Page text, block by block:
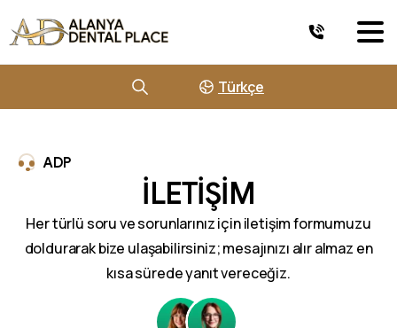
Türkçe
ADP
İLETİŞİM
Her türlü soru ve sorunlarınız için iletişim formumuzu
doldurarak bize ulaşabilirsiniz; mesajınızı alır almaz en
kısa sürede yanıt vereceğiz.